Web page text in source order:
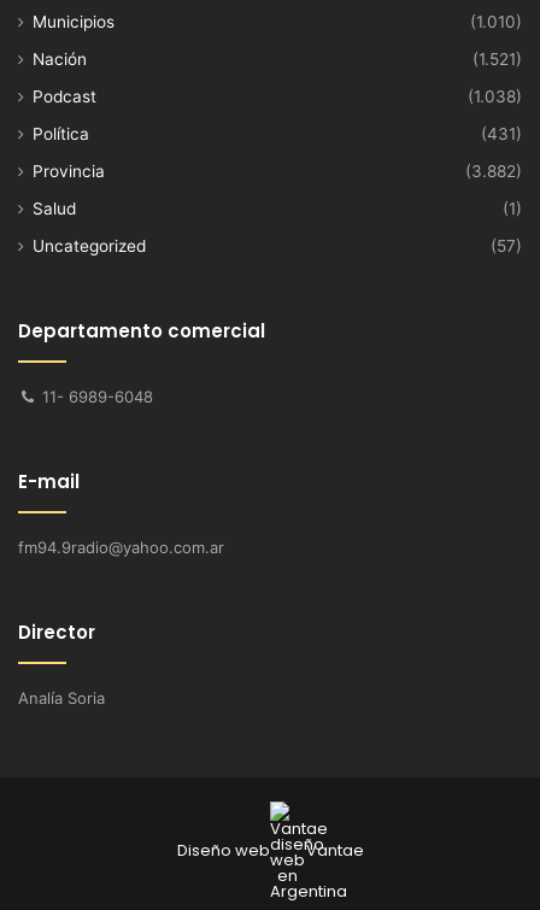
Municipios
(1.010)
Nación
(1.521)
Podcast
(1.038)
Política
(431)
Provincia
(3.882)
Salud
(1)
Uncategorized
(57)
Departamento comercial
11- 6989-6048
E-mail
fm94.9radio@yahoo.com.ar
Director
Analía Soria
Diseño web Vantae